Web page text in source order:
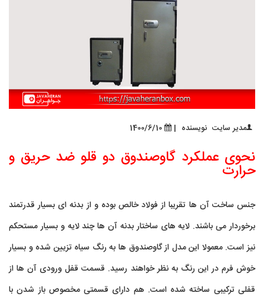
مدیر سایت نویسنده |
نحوی عملکرد گاوصندوق دو قلو ضد حریق و
حرارت
جنس ساخت آن ها تقریبا از فولاد خالص بوده و از بدنه ای بسیار قدرتمند
برخوردار می باشند. لایه های ساختار بدنه آن ها چند لایه و بسیار مستحکم
نیز است. معمولا این مدل از گاوصندوق ها به رنگ سیاه تزیین شده و بسیار
خوش فرم در این رنگ به نظر خواهند رسید. قسمت قفل ورودی آن ها از
قفلی ترکیبی ساخته شده است. هم دارای قسمتی مخصوص باز شدن با